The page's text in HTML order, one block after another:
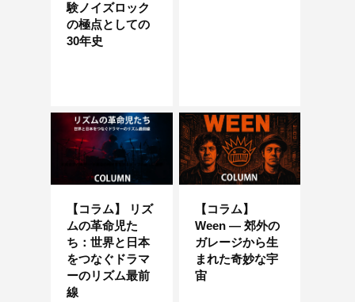
験ノイズロック
の極点としての
30年史
【コラム】 リズ
ムの革命児た
ち：世界と日本
をつなぐドラマ
ーのリズム最前
線
【コラム】
Ween — 郊外の
ガレージから生
まれた奇妙な宇
宙